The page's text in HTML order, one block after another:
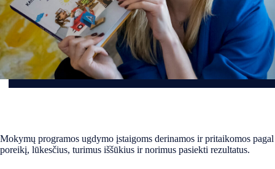
Mokymų programos ugdymo įstaigoms derinamos ir pritaikomos pagal
poreikį, lūkesčius, turimus iššūkius ir norimus pasiekti rezultatus.